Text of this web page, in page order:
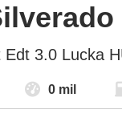
3.0 Lucka
0 mil